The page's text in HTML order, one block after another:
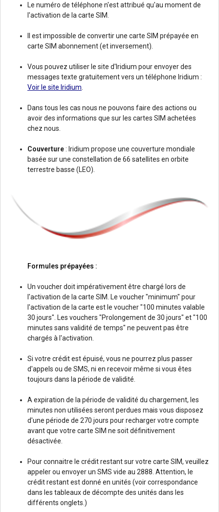
Le numéro de téléphone n'est attribué qu'au moment de
l'activation de la carte SIM.
Il est impossible de convertir une carte SIM prépayée en
carte SIM abonnement (et inversement).
Vous pouvez utiliser le site d'Iridium pour envoyer des
messages texte gratuitement vers un téléphone Iridium :
Voir le site Iridium
Dans tous les cas nous ne pouvons faire des actions ou
avoir des informations que sur les cartes SIM achetées
chez nous.
Couverture: Iridium propose une couverture mondiale
basée sur une constellation de 66 satellites en orbite
terrestre basse (LEO).
Formules prépayées :
Un voucher doit impérativement être chargé lors de
l'activation de la carte SIM. Le voucher "minimum" pour
l'activation de la carte est le voucher "100 minutes valable
30 jours". Les vouchers "Prolongement de 30 jours" et "100
minutes sans validité de temps" ne peuvent pas être
chargés à l'activation.
Si votre crédit est épuisé, vous ne pourrez plus passer
d'appels ou de SMS, ni en recevoir même si vous êtes
toujours dans la période de validité.
A expiration de la période de validité du chargement, les
minutes non utilisées seront perdues mais vous disposez
d'une période de 270 jours pour recharger votre compte
avant que votre carte SIM ne soit définitivement
désactivée.
Pour connaitre le crédit restant sur votre carte SIM, veuillez
appeler ou envoyer un SMS vide au 2888. Attention, le
crédit restant est donné en unités (voir correspondance
dans les tableaux de décompte des unités dans les
différents onglets.)